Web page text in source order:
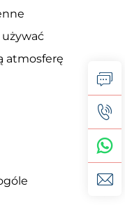
atmosferę